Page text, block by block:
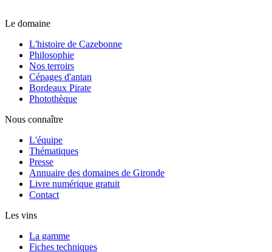
Le domaine
L'histoire de Cazebonne
Philosophie
Nos terroirs
Cépages d'antan
Bordeaux Pirate
Photothèque
Nous connaître
L'équipe
Thématiques
Presse
Annuaire des domaines de Gironde
Livre numérique gratuit
Contact
Les vins
La gamme
Fiches techniques